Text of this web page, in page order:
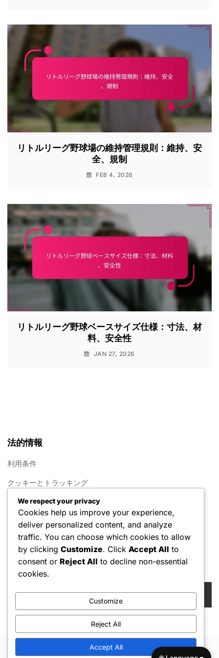
リトルリーグ野球場の維持管理規則：維持、安
全、規制
FEB 4, 2026
リトルリーグ野球ベースサイズ仕様：寸法、材
料、安全性
JAN 27, 2026
法的情報
利用条件
クッキーとトラッキング
概要
プライバシーポリシー
お問い合わせ
検索
We respect your privacy
Cookies help us improve your experience,
deliver personalized content, and analyze
traffic. You can choose which cookies to allow
by clicking Customize. Click Accept All to
consent or Reject All to decline non-essential
cookies.
Customize
Reject All
Accept All